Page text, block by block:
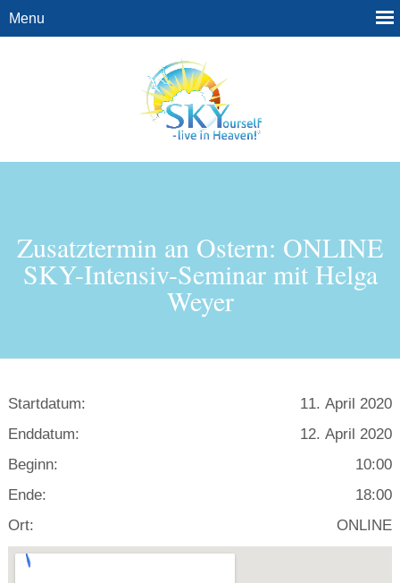
Zusatztermin an Ostern: ONLINE
SKY-Intensiv-Seminar mit Helga
Weyer
Startdatum:
11. April 2020
Enddatum:
12. April 2020
Beginn:
10:00
Ende:
18:00
Ort:
ONLINE